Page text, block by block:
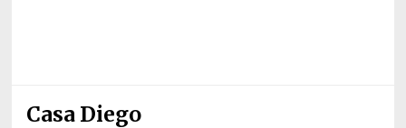
Casa Diego